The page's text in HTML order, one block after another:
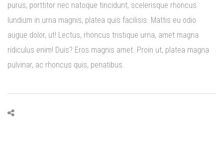
purus, porttitor nec natoque tincidunt, scelerisque rhoncus
lundium in urna magnis, platea quis facilisis. Mattis eu odio
augue dolor, ut! Lectus, rhoncus tristique urna, amet magna
ridiculus enim! Duis? Eros magnis amet. Proin ut, platea magna
pulvinar, ac rhoncus quis, penatibus.